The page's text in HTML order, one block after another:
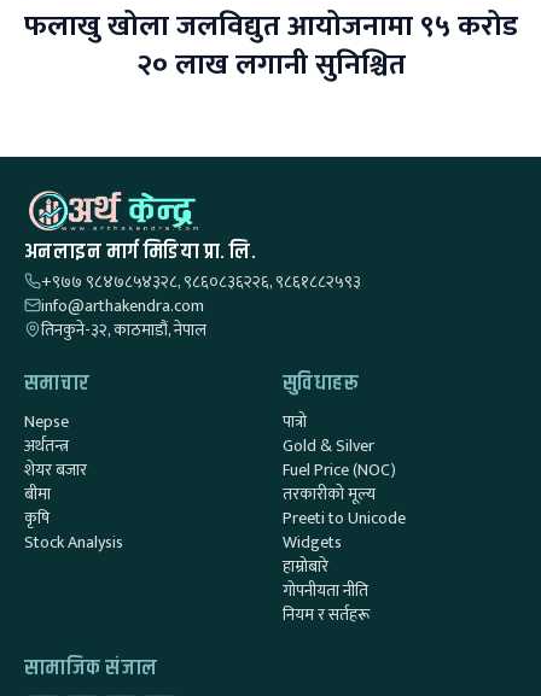
फलाखु खोला जलविद्युत आयोजनामा ९५ करोड
२० लाख लगानी सुनिश्चित
अनलाइन मार्ग मिडिया प्रा. लि.
+९७७ ९८४७८५४३२८, ९८६०८३६२२६, ९८६१८८२५९३
info@arthakendra.com
तिनकुने-३२, काठमाडौं, नेपाल
समाचार
Nepse
अर्थतन्त्र
शेयर बजार
बीमा
कृषि
Stock Analysis
सुविधाहरू
पात्रो
Gold & Silver
Fuel Price (NOC)
तरकारीको मूल्य
Preeti to Unicode
Widgets
हाम्रोबारे
गोपनीयता नीति
नियम र सर्तहरू
सामाजिक संजाल